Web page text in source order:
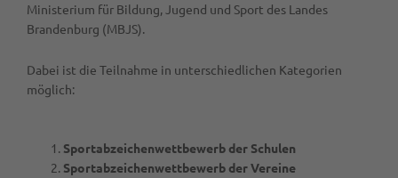
Ministerium für Bildung, Jugend und Sport des Landes
Brandenburg (MBJS).
Dabei ist die Teilnahme in unterschiedlichen Kategorien
möglich:
Sportabzeichenwettbewerb der Schulen
Sportabzeichenwettbewerb der Vereine